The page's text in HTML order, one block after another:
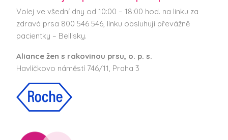
Volej ve všední dny od 10:00 – 18:00 hod. na linku za
zdravá prsa 800 546 546, linku obsluhují převážně
pacientky – Bellisky.
Aliance žen s rakovinou prsu, o. p. s.
Havlíčkovo náměstí 746/11, Praha 3